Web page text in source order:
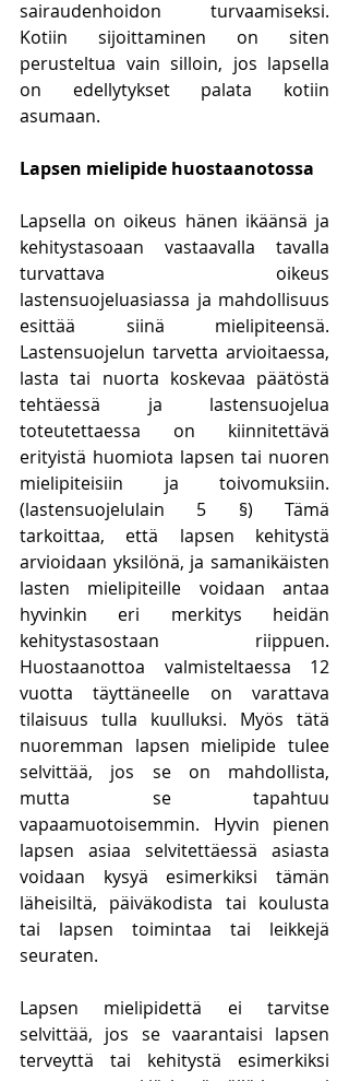
sairaudenhoidon turvaamiseksi.
Kotiin sijoittaminen on siten
perusteltua vain silloin, jos lapsella
on edellytykset palata kotiin
asumaan.
Lapsen mielipide huostaanotossa
Lapsella on oikeus hänen ikäänsä ja
kehitystasoaan vastaavalla tavalla
turvattava oikeus
lastensuojeluasiassa ja mahdollisuus
esittää siinä mielipiteensä.
Lastensuojelun tarvetta arvioitaessa,
lasta tai nuorta koskevaa päätöstä
tehtäessä ja lastensuojelua
toteutettaessa on kiinnitettävä
erityistä huomiota lapsen tai nuoren
mielipiteisiin ja toivomuksiin.
(lastensuojelulain 5 §) Tämä
tarkoittaa, että lapsen kehitystä
arvioidaan yksilönä, ja samanikäisten
lasten mielipiteille voidaan antaa
hyvinkin eri merkitys heidän
kehitystasostaan riippuen.
Huostaanottoa valmisteltaessa 12
vuotta täyttäneelle on varattava
tilaisuus tulla kuulluksi. Myös tätä
nuoremman lapsen mielipide tulee
selvittää, jos se on mahdollista,
mutta se tapahtuu
vapaamuotoisemmin. Hyvin pienen
lapsen asiaa selvitettäessä asiasta
voidaan kysyä esimerkiksi tämän
läheisiltä, päiväkodista tai koulusta
tai lapsen toimintaa tai leikkejä
seuraten.
Lapsen mielipidettä ei tarvitse
selvittää, jos se vaarantaisi lapsen
terveyttä tai kehitystä esimerkiksi